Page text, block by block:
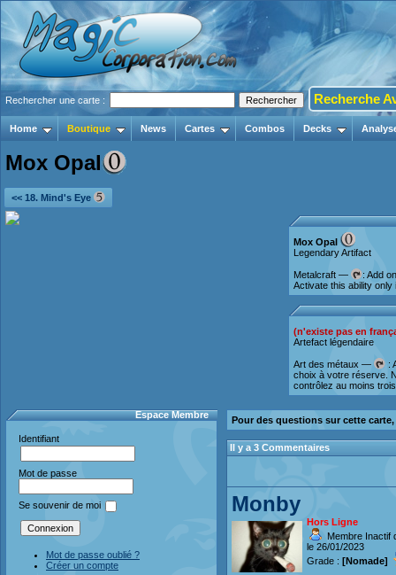
Rechercher une carte : Recherche
Home Boutique News Cartes Combos Decks
Mox Opal
<< 18. Mind's Eye
Mox Opal
Legendary Artifact
Metalcraft —
: Add
Activate this ability
(n'existe pas en
Artefact légendaire
Art des métaux —
:
choix à votre réserve.
contrôlez au moins
Espace Membre
Identifiant
Mot de passe
Se souvenir de moi
Mot de passe oublié ?
Créer un compte
Pour des questions sur cette
Il y a 3 Commentaires
Monby
Hors Ligne
Membre Inactif
le 26/01/2023
Grade : [Nomade]